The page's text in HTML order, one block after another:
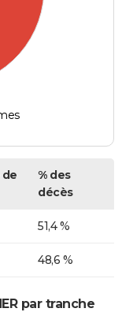
de
% des
décès
51,4 %
48,6 %
par tranche